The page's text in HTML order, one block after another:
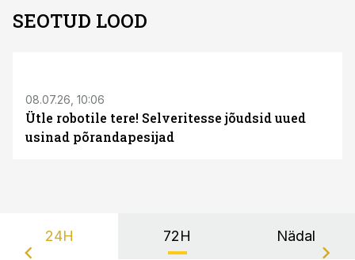
SEOTUD LOOD
08.07.26, 10:06
Ütle robotile tere! Selveritesse jõudsid uued
usinad põrandapesijad
24H 72H Nädal